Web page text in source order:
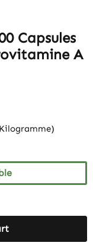
Capsules
A